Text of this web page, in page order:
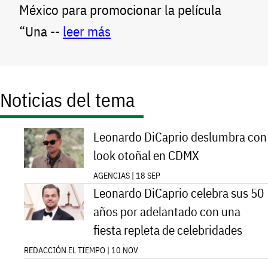
México para promocionar la película
“Una -- leer más
Noticias del tema
Leonardo DiCaprio deslumbra con
look otoñal en CDMX
AGENCIAS | 18 SEP
Leonardo DiCaprio celebra sus 50
años por adelantado con una
fiesta repleta de celebridades
REDACCIÓN EL TIEMPO | 10 NOV